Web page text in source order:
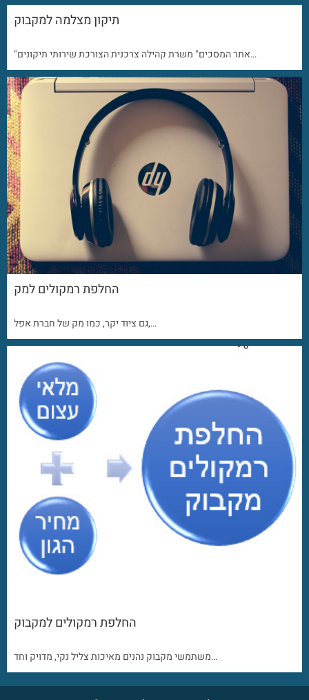
תיקון מצלמה למקבוק
"אתר המסכים" משרת קהילה צרכנית הצורכת שירותי תיקונים…
החלפת רמקולים למק
גם ציוד יקר, כמו מק של חברת אפל,…
החלפת רמקולים למקבוק
משתמשי מקבוק נהנים מאיכות צליל נקי, מדויק וחד…